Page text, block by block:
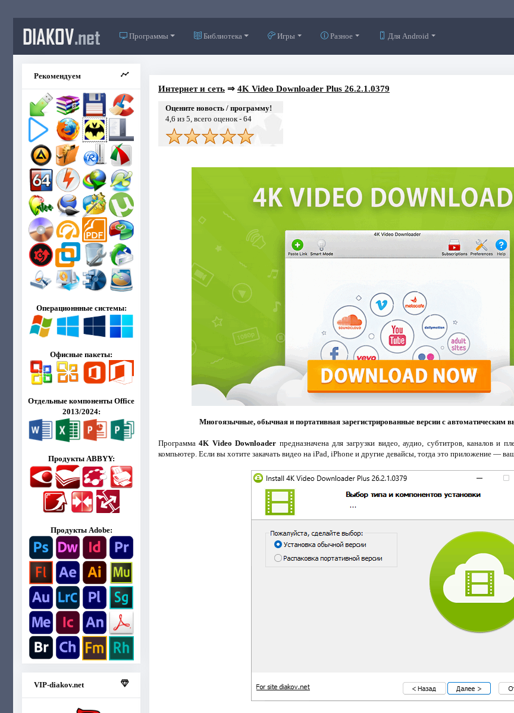
DIAKOV.net Программы Библиотека Игры Разное Для Android
Рекомендуем
Операционнные системы:
Офисные пакеты:
Отдельные компоненты Office
2013/2024:
Продукты ABBYY:
Продукты Adobe:
VIP-diakov.net
Интернет и сеть⇒ 4K Video Downloader Plus 26.2.1.0379
Оцените новость / программу!
4,6 из 5, всего оценок - 64
Многоязычные, обычная и портативная зарегистрированные версии с автоматическим
Программа4K Video Downloader предназначена для загрузки видео, аудио, субтитров, каналов и
компьютер. Если вы хотите закачать видео на iPad, iPhone и другие девайсы, тогда это приложение —